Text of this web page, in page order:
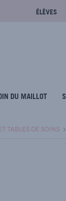
ÉLÈVES
DU MAILLOT
TABLES DE SOINS